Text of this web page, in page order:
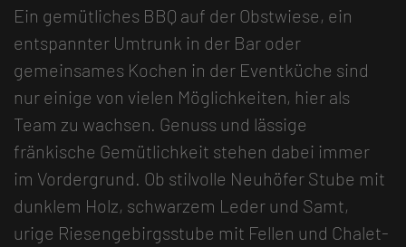
Ein gemütliches BBQ auf der Obstwiese, ein
entspannter Umtrunk in der Bar oder
gemeinsames Kochen in der Eventküche sind
nur einige von vielen Möglichkeiten, hier als
Team zu wachsen. Genuss und lässige
fränkische Gemütlichkeit stehen dabei immer
im Vordergrund. Ob stilvolle Neuhöfer Stube mit
dunklem Holz, schwarzem Leder und Samt,
urige Riesengebirgsstube mit Fellen und Chalet-